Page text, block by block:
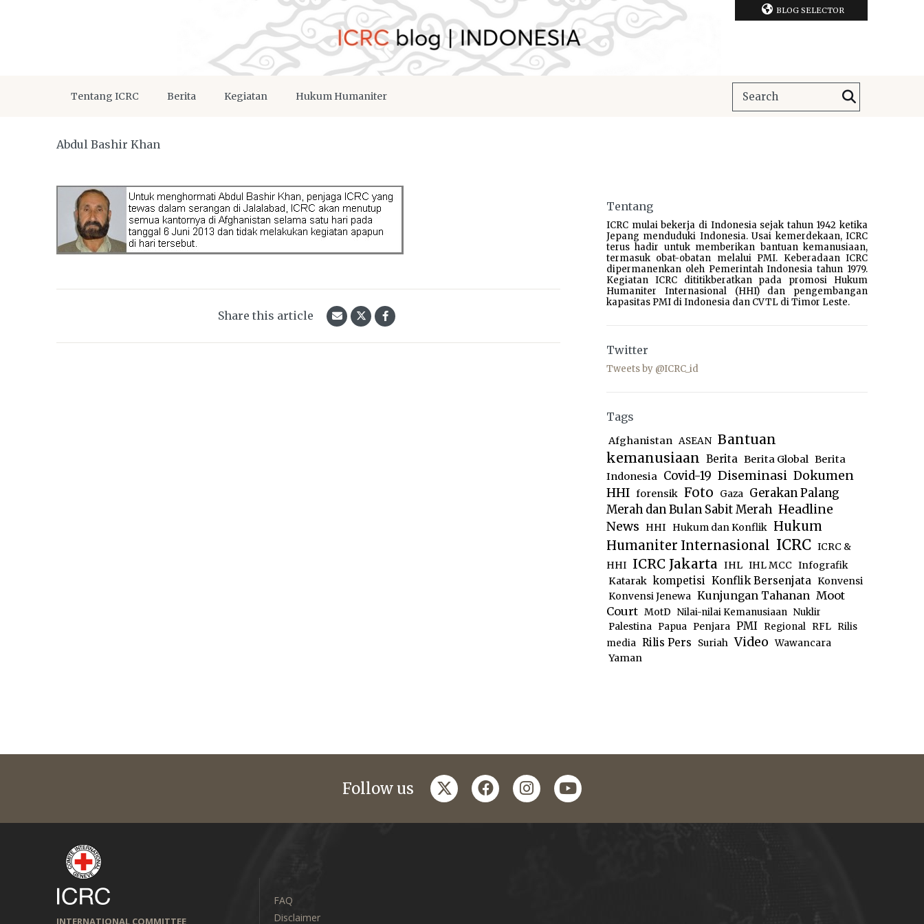
BLOG SELECTOR
Tentang ICRC Berita Kegiatan Hukum Humaniter
Abdul Bashir Khan
Share this article
Tentang
ICRC mulai bekerja di Indonesia sejak tahun 1942 ketika
Jepang menduduki Indonesia. Usai kemerdekaan, ICRC
terus hadir untuk memberikan bantuan kemanusiaan,
termasuk obat-obatan melalui PMI. Keberadaan ICRC
dipermanenkan oleh Pemerintah Indonesia tahun 1979.
Kegiatan ICRC dititikberatkan pada promosi Hukum
Humaniter Internasional (HHI) dan pengembangan
kapasitas PMI di Indonesia dan CVTL di Timor Leste.
Twitter
Tweets by @ICRC_id
Tags
Afghanistan ASEAN Bantuan
kemanusiaan Berita Berita Global Berita
Indonesia Covid-19 Diseminasi Dokumen
HHI forensik Foto Gaza Gerakan Palang
Merah dan Bulan Sabit Merah Headline
News
HHI Hukum dan Konflik Hukum
Humaniter Internasional ICRC ICRC &
HHI ICRC Jakarta IHL IHL MCC Infografik
Katarak kompetisi Konflik Bersenjata Konvensi
Konvensi Jenewa Kunjungan Tahanan Moot
Court MotD Nilai-nilai Kemanusiaan Nuklir
Palestina
Papua Penjara PMI Regional RFL
Rilis
media Rilis Pers Suriah Video Wawancara
Yaman
Follow us twitterfacebookinstagram
youtube
INTERNATIONAL COMMITTEE
FAQ
Disclaimer